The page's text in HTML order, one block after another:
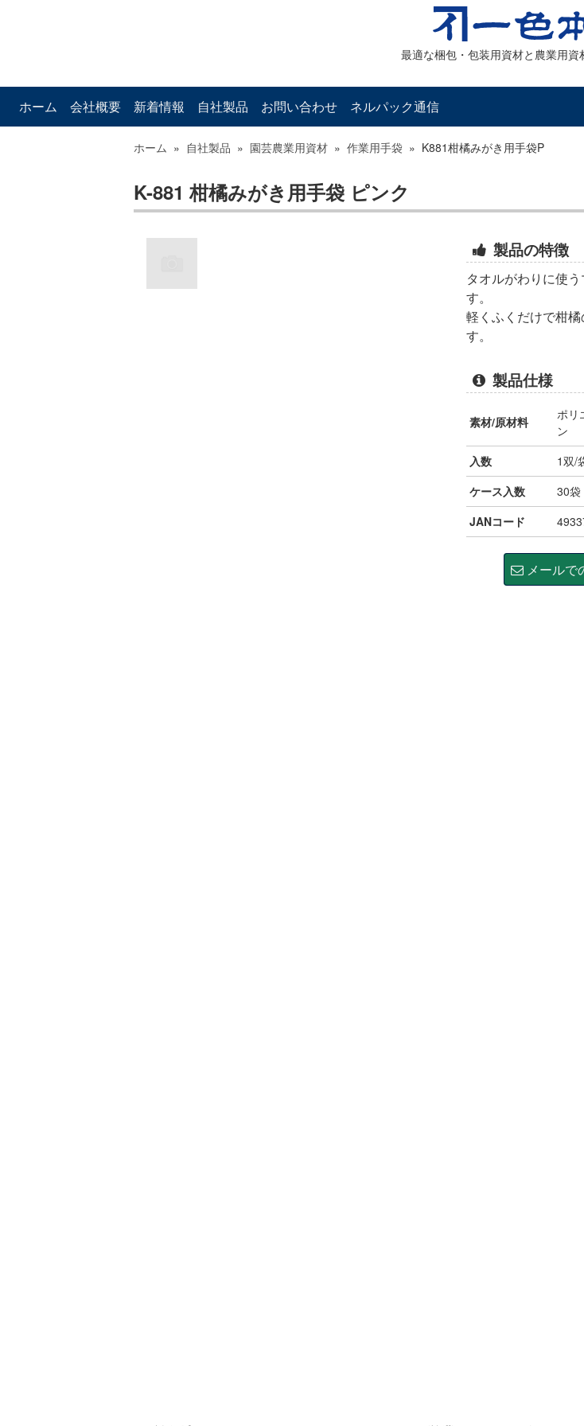
最適な梱包・包装用資材と農業用資
ホーム 会社概要 新着情報 自社製品 お問い合わせ ネルパック通信
ホーム » 自社製品 » 園芸農業用資材 » 作業用手袋 » K881柑橘みがき用手袋P
K-881 柑橘みがき用手袋 ピンク
製品の特徴
タオルがわりに使
す。
軽くふくだけで柑
す。
製品仕様
素材/原材料
ポリ
ン
入数
1双/
ケース入数
30袋
JANコード
メールで